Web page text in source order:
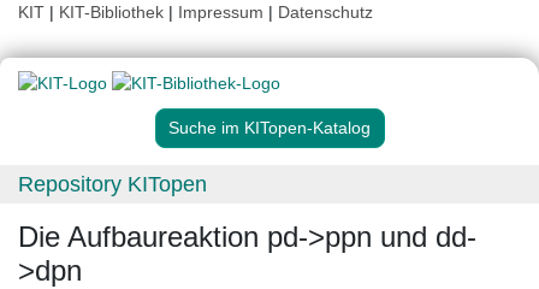
KIT | KIT-Bibliothek | Impressum | Datenschutz
Suche im KITopen-Katalog
Repository KITopen
Die Aufbaureaktion pd->ppn und dd-
>dpn